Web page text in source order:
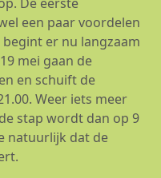
een paar voordelen
er nu langzaam
mei gaan de
en schuift de
Weer iets meer
stap wordt dan op 9
natuurlijk dat de